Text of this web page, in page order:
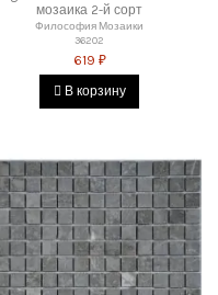
мозаика 2-й сорт
Философия Мозаики
36202
619 ₽
В корзину